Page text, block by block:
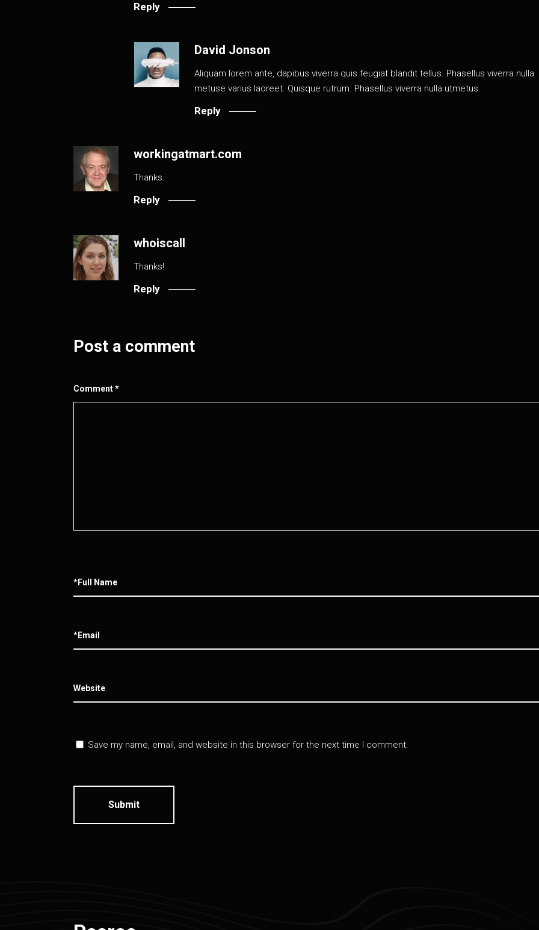
Reply
David Jonson
Aliquam lorem ante, dapibus viverra quis feugiat blandit tellus. Phasellus viverra nulla
metuse varius laoreet. Quisque rutrum. Phasellus viverra nulla utmetus.
Reply
workingatmart.com
Thanks.
Reply
whoiscall
Thanks!
Reply
Post a comment
Comment*
Save my name, email, and website in this browser for the next time I comment.